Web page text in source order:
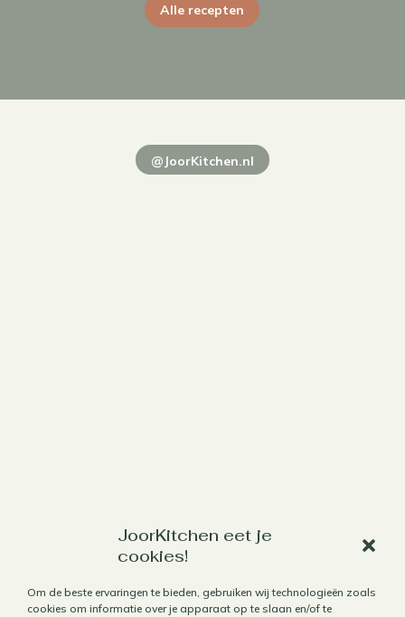
JoorKitchen eet je
cookies!
Om de beste ervaringen te bieden, gebruiken wij technologieën zoals
cookies om informatie over je apparaat op te slaan en/of te
Alle recepten
@JoorKitchen.nl
Werk met mij samen
Horecafotografie